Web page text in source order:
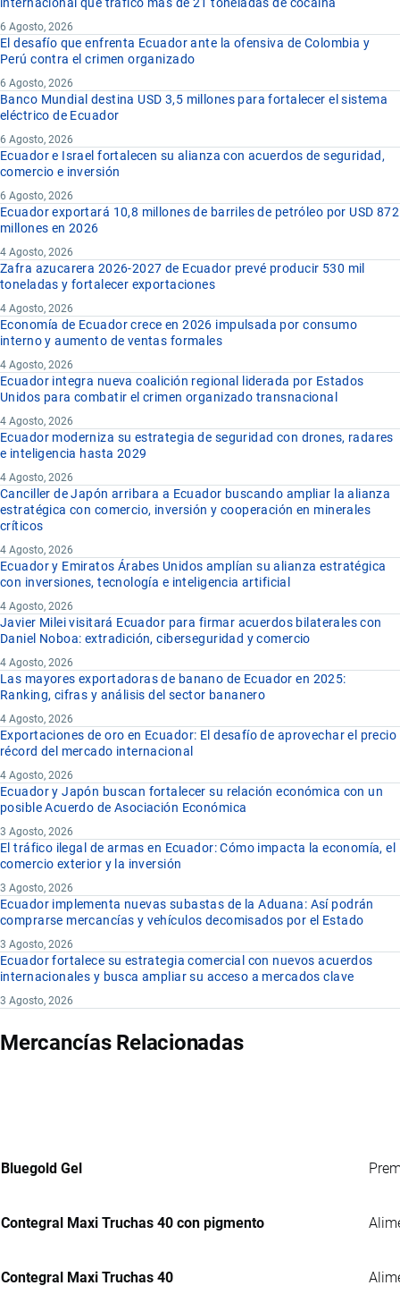
internacional que traficó más de 21 toneladas de cocaína
6 Agosto, 2026
El desafío que enfrenta Ecuador ante la ofensiva de Colombia y
Perú contra el crimen organizado
6 Agosto, 2026
Banco Mundial destina USD 3,5 millones para fortalecer el sistema
eléctrico de Ecuador
6 Agosto, 2026
Ecuador e Israel fortalecen su alianza con acuerdos de seguridad,
comercio e inversión
6 Agosto, 2026
Ecuador exportará 10,8 millones de barriles de petróleo por USD 872
millones en 2026
4 Agosto, 2026
Zafra azucarera 2026-2027 de Ecuador prevé producir 530 mil
toneladas y fortalecer exportaciones
4 Agosto, 2026
Economía de Ecuador crece en 2026 impulsada por consumo
interno y aumento de ventas formales
4 Agosto, 2026
Ecuador integra nueva coalición regional liderada por Estados
Unidos para combatir el crimen organizado transnacional
4 Agosto, 2026
Ecuador moderniza su estrategia de seguridad con drones, radares
e inteligencia hasta 2029
4 Agosto, 2026
Canciller de Japón arribara a Ecuador buscando ampliar la alianza
estratégica con comercio, inversión y cooperación en minerales
críticos
4 Agosto, 2026
Ecuador y Emiratos Árabes Unidos amplían su alianza estratégica
con inversiones, tecnología e inteligencia artificial
4 Agosto, 2026
Javier Milei visitará Ecuador para firmar acuerdos bilaterales con
Daniel Noboa: extradición, ciberseguridad y comercio
4 Agosto, 2026
Las mayores exportadoras de banano de Ecuador en 2025:
Ranking, cifras y análisis del sector bananero
4 Agosto, 2026
Exportaciones de oro en Ecuador: El desafío de aprovechar el precio
récord del mercado internacional
4 Agosto, 2026
Ecuador y Japón buscan fortalecer su relación económica con un
posible Acuerdo de Asociación Económica
3 Agosto, 2026
El tráfico ilegal de armas en Ecuador: Cómo impacta la economía, el
comercio exterior y la inversión
3 Agosto, 2026
Ecuador implementa nuevas subastas de la Aduana: Así podrán
comprarse mercancías y vehículos decomisados por el Estado
3 Agosto, 2026
Ecuador fortalece su estrategia comercial con nuevos acuerdos
internacionales y busca ampliar su acceso a mercados clave
3 Agosto, 2026
Mercancías Relacionadas
Bluegold Gel
Contegral Maxi Truchas 40 con pigmento
Contegral Maxi Truchas 40